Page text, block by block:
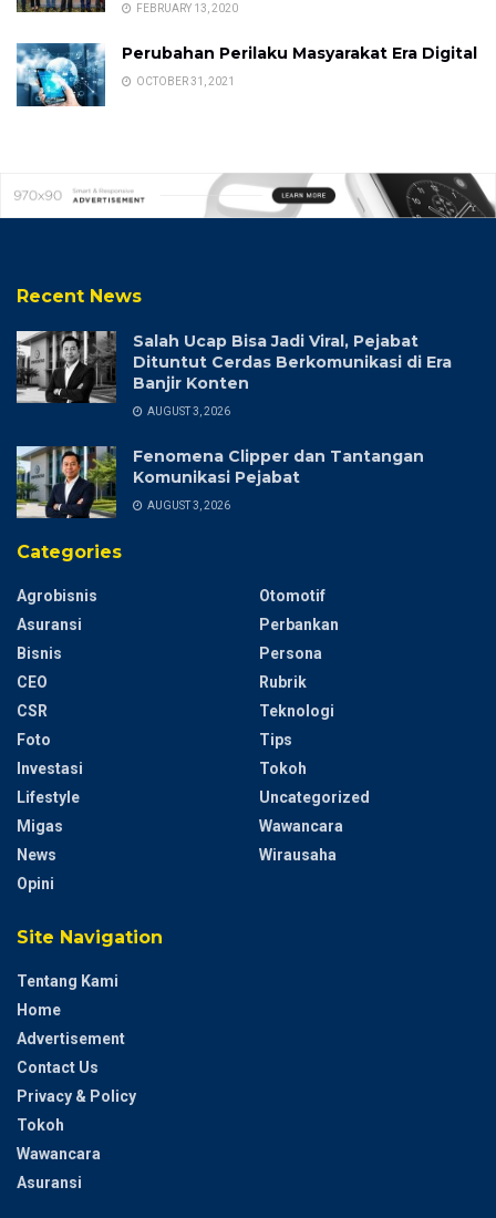
FEBRUARY 13, 2020
Perubahan Perilaku Masyarakat Era Digital
OCTOBER 31, 2021
Recent News
Salah Ucap Bisa Jadi Viral, Pejabat
Dituntut Cerdas Berkomunikasi di Era
Banjir Konten
AUGUST 3, 2026
Fenomena Clipper dan Tantangan
Komunikasi Pejabat
AUGUST 3, 2026
Categories
Agrobisnis
Asuransi
Bisnis
CEO
CSR
Foto
Investasi
Lifestyle
Migas
News
Opini
Otomotif
Perbankan
Persona
Rubrik
Teknologi
Tips
Tokoh
Uncategorized
Wawancara
Wirausaha
Site Navigation
Tentang Kami
Home
Advertisement
Contact Us
Privacy & Policy
Tokoh
Wawancara
Asuransi